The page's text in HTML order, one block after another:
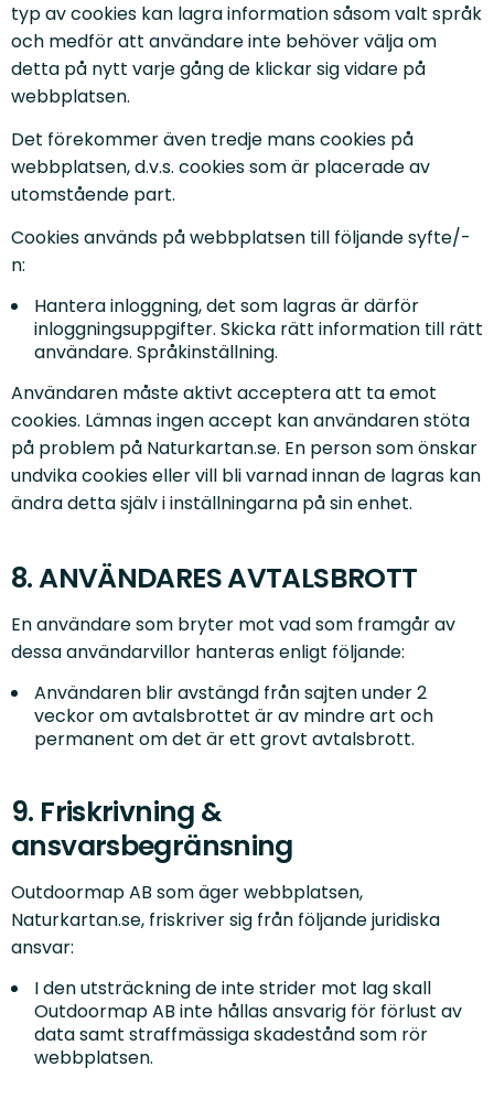
typ av cookies kan lagra information såsom valt språk
och medför att användare inte behöver välja om
detta på nytt varje gång de klickar sig vidare på
webbplatsen.
Det förekommer även tredje mans cookies på
webbplatsen, d.v.s. cookies som är placerade av
utomstående part.
Cookies används på webbplatsen till följande syfte/-
n:
Hantera inloggning, det som lagras är därför
inloggningsuppgifter. Skicka rätt information till rätt
användare. Språkinställning.
Användaren måste aktivt acceptera att ta emot
cookies. Lämnas ingen accept kan användaren stöta
på problem på Naturkartan.se. En person som önskar
undvika cookies eller vill bli varnad innan de lagras kan
ändra detta själv i inställningarna på sin enhet.
8. ANVÄNDARES AVTALSBROTT
En användare som bryter mot vad som framgår av
dessa användarvillor hanteras enligt följande:
Användaren blir avstängd från sajten under 2
veckor om avtalsbrottet är av mindre art och
permanent om det är ett grovt avtalsbrott.
9. Friskrivning &
ansvarsbegränsning
Outdoormap AB som äger webbplatsen,
Naturkartan.se, friskriver sig från följande juridiska
ansvar:
I den utsträckning de inte strider mot lag skall
Outdoormap AB inte hållas ansvarig för förlust av
data samt straffmässiga skadestånd som rör
webbplatsen.